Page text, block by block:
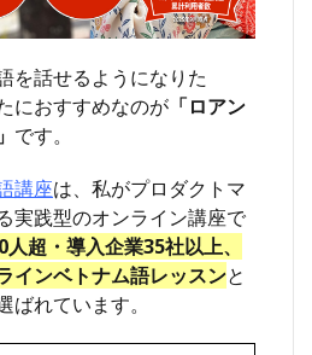
を話せるようになりた
におすすめなのが 「ロアン
です。
講座は、私がプロダクトマ
実践型のオンライン講座で
超・導入企業35社以上、
インベトナム語レッスンと
ばれています。